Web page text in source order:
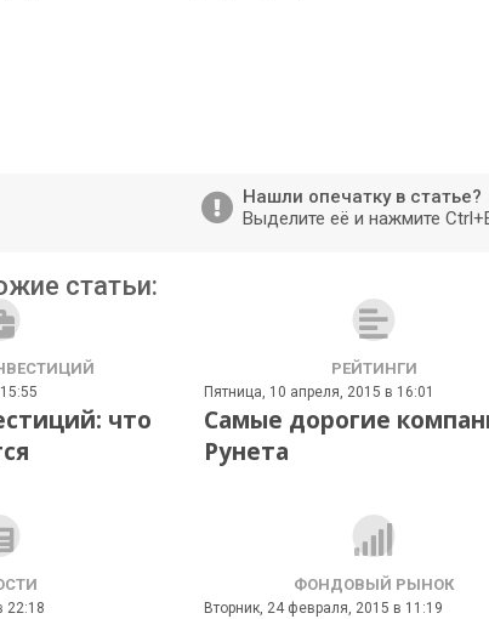
Нашли опечатку в статье?
Выделите её и нажмите
статьи:
что
РЕЙТИНГИ
Пятница, 10 апреля, 2015 в 16:01
Самые дорогие
Рунета
22:18
ФОНДОВЫЙ РЫНОК
Вторник, 24 февраля, 2015 в 11:19